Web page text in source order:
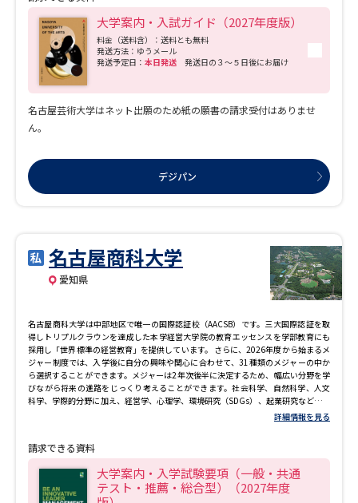
大学案内・入試ガイド（2027年度版）
料金（送料含）：送料とも無料
発送方法：ゆうメール
発送予定日： 本日発送 発送日の３～５日後にお届け
名古屋芸術大学はネット出願のため紙の願書の請求受付はありませ
ん。
デジパン
名古屋商科大学
愛知県
名古屋商科大学は中部地区で唯一の国際認証校（AACSB）です。三大国際認証を取
得しトリプルクラウンを達成した本学経営大学院の教育エッセンスを学部教育にも
採用し「世界標準の経営教育」を提供しています。 さらに、2026年度から始まるメ
ジャー制度では、入学後に自分の興味や関心に合わせて、31種類のメジャーの中か
ら選択することができます。メジャーは2年次後半に決定するため、幅広い分野を学
びながら将来の進路をじっくり考えることができます。社会科学、自然科学、人文
科学、学際的分野に加え、経営学、心理学、環境研究（SDGs）、起業研究など、実
践的な学びも充実しています。ケースメソッドを活用した参加型授業を通じて、企
できます。
詳細情報を見る
請求できる資料
大学案内・入学試験要項（一般・共通
テスト・推薦・総合型）（2027年度